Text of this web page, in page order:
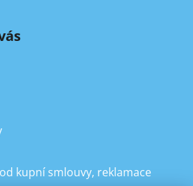
kupní smlouvy, reklamace